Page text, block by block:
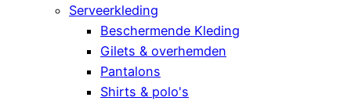
Serveerkleding
Beschermende Kleding
Gilets & overhemden
Pantalons
Shirts & polo's